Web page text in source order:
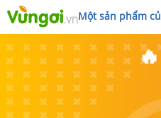
Một sản phẩm